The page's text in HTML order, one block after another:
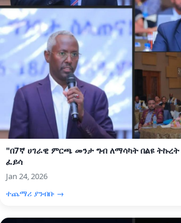
"በ7ኛ ሀገራዊ ምርጫ መንታ ግብ ለማሳካት በልዩ ትኩረት
ፈይሳ
Jan 24, 2026
ተጨማሪ ያንብቡ →